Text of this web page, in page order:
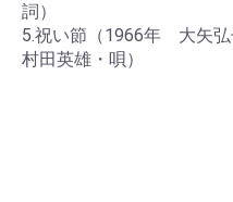
詞）
5.祝い節（1966年 大矢
村田英雄・唄）